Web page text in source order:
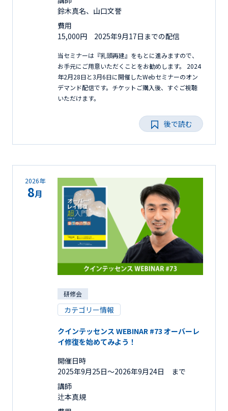
鈴木真名、山口文誉
費用
15,000円 2025年9月17日までの配信
当セミナーは『乳頭再建』をもとに進みますので、
お手元にご用意いただくことをお勧めします。 2024
年2月28日と3月6日に開催したWebセミナーのオン
デマンド配信です。チケットご購入後、すぐご視聴
いただけます。
後で読む
2026年
8月
研修会
カテゴリー情報
クインテッセンス WEBINAR #73 オーバーレ
イ修復を始めてみよう！
開催日時
2025年9月25日〜2026年9月24日 まで
講師
辻本真規